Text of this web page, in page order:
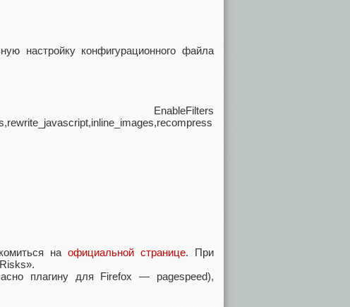
настройку конфигурационного файла
на официальной странице. При
плагину для Firefox — pagespeed),